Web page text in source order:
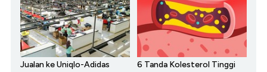
Jualan ke Uniqlo-Adidas
6 Tanda Kolesterol Tinggi